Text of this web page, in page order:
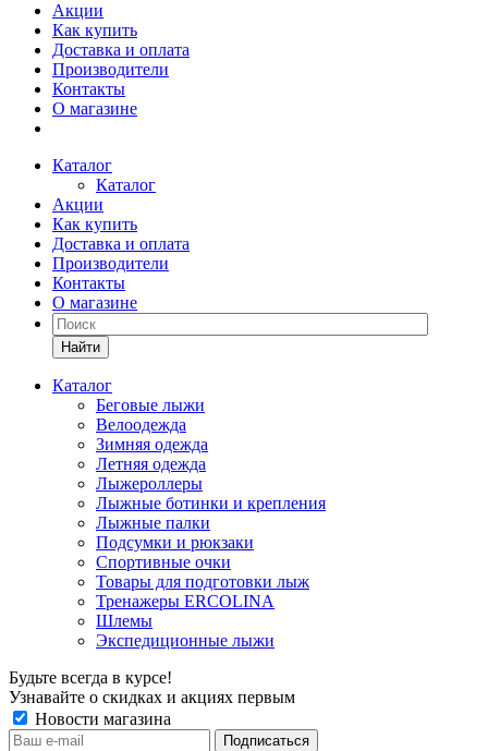
Акции
Как купить
Доставка и оплата
Производители
Контакты
О магазине
Каталог
Каталог
Акции
Как купить
Доставка и оплата
Производители
Контакты
О магазине
Найти
Каталог
Беговые лыжи
Велоодежда
Зимняя одежда
Летняя одежда
Лыжероллеры
Лыжные ботинки и крепления
Лыжные палки
Подсумки и рюкзаки
Спортивные очки
Товары для подготовки лыж
Тренажеры ERCOLINA
Шлемы
Экспедиционные лыжи
Будьте всегда в курсе!
Узнавайте о скидках и акциях первым
Новости магазина